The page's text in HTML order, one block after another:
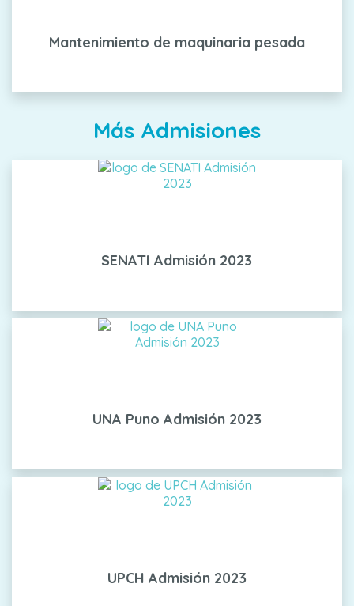
Mantenimiento de maquinaria pesada
Más Admisiones
SENATI Admisión 2023
UNA Puno Admisión 2023
UPCH Admisión 2023